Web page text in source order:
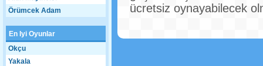
Örümcek Adam
En Iyi Oyunlar
Okçu
Yakala
ücretsiz oynayabilecek